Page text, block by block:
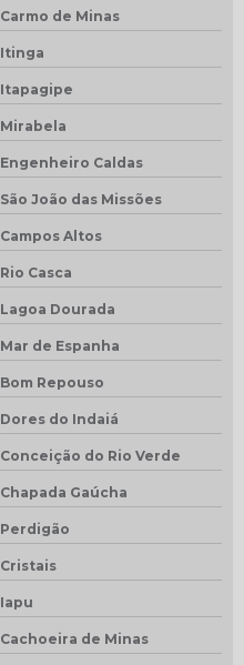
Carmo de Minas
Itinga
Itapagipe
Mirabela
Engenheiro Caldas
São João das Missões
Campos Altos
Rio Casca
Lagoa Dourada
Mar de Espanha
Bom Repouso
Dores do Indaiá
Conceição do Rio Verde
Chapada Gaúcha
Perdigão
Cristais
Iapu
Cachoeira de Minas